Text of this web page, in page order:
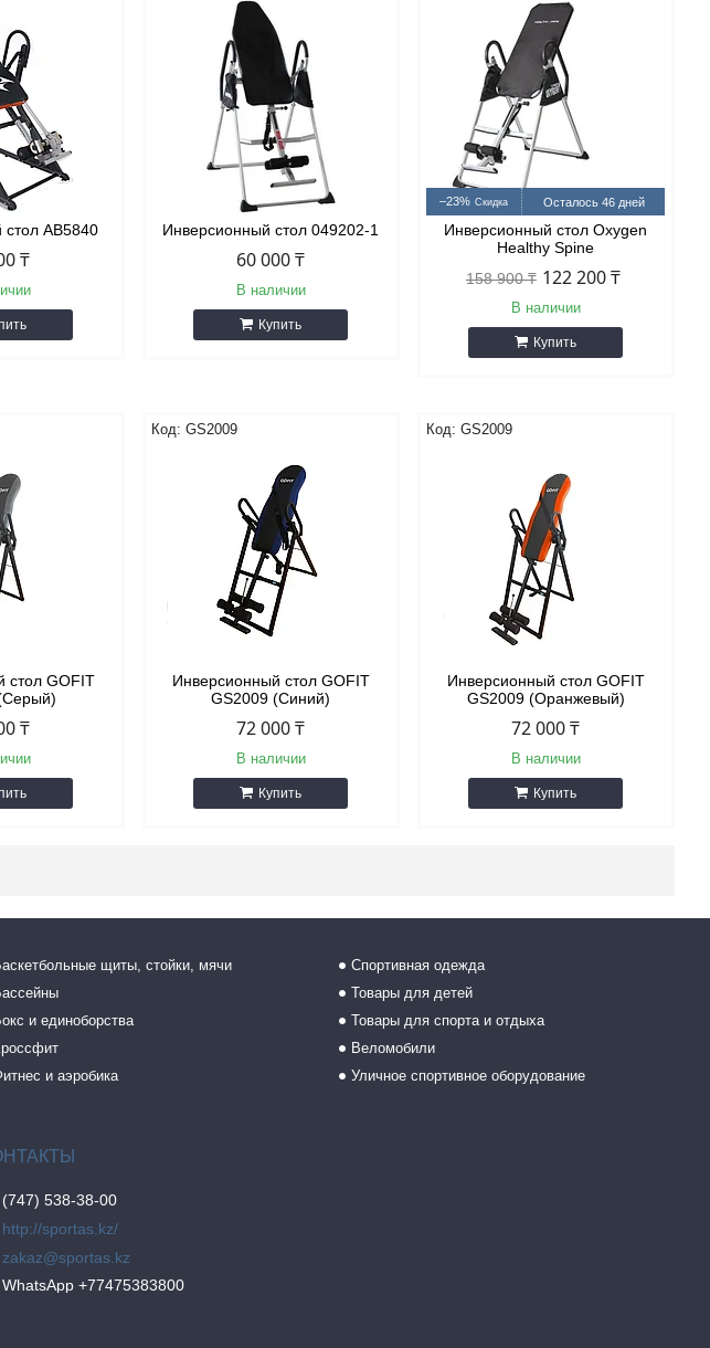
AB5840
₸
Инверсионный стол 049202-1
60 000 ₸
В наличии
Купить
–23% Осталось 46 дней
Инверсионный стол Oxygen
Healthy Spine
158 900 ₸ 122 200 ₸
В наличии
Купить
стол GOFIT
₸
GS2009
Инверсионный стол GOFIT
GS2009 (Синий)
72 000 ₸
В наличии
Купить
GS2009
Инверсионный стол GOFIT
GS2009 (Оранжевый)
72 000 ₸
В наличии
Купить
щиты, стойки, мячи
и единоборства
и аэробика
Спортивная одежда
Товары для детей
Товары для спорта и отдыха
Веломобили
Уличное спортивное оборудование
538-38-00
http://sportas.kz/
zakaz@sportas.kz
WhatsApp +77475383800